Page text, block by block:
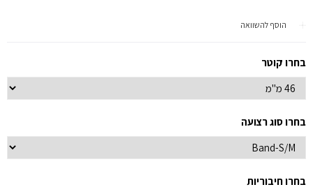
הוסף להשוואה
בחרו קוטר
בחרו סוג רצועה
בחרו חיבוריות